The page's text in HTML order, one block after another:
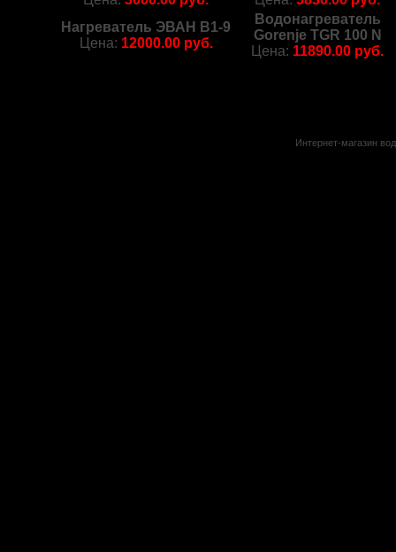
Нагреватель ЭВАН В1-9
Цена: 12000.00 руб.
Водонагреватель
Gorenje TGR 100 N
Цена: 11890.00 руб.
Интернет-магазин